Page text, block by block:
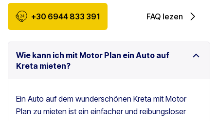
+30 6944 833 391 FAQ lezen
Wie kann ich mit Motor Plan ein Auto auf
Kreta mieten?
Ein Auto auf dem wunderschönen Kreta mit Motor
Plan zu mieten ist ein einfacher und reibungsloser